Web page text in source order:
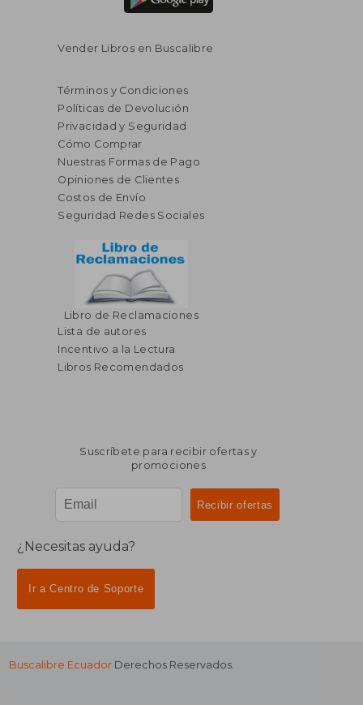
Vender Libros en Buscalibre
Términos y Condiciones
Políticas de Devolución
Privacidad y Seguridad
Cómo Comprar
Nuestras Formas de Pago
Opiniones de Clientes
Costos de Envío
Seguridad Redes Sociales
Libro de Reclamaciones
Lista de autores
Incentivo a la Lectura
Libros Recomendados
Suscríbete para recibir ofertas y
promociones
¿Necesitas ayuda?
Ir a Centro de Soporte
Buscalibre Ecuador Derechos Reservados.